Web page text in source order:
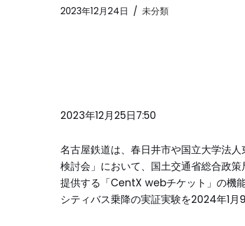
2023年12月24日 未分類
2023年12月25日7:50
名古屋鉄道は、春日井市や国立大学法
検討会」において、国土交通省総合政
提供する「CentX webチケット」の機
シティバス乗降の実証実験を2024年1月